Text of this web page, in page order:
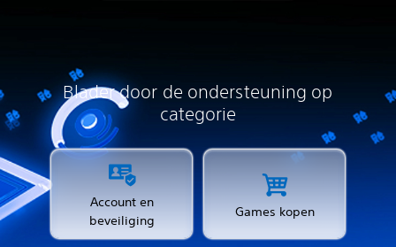
Blader door de ondersteuning op
categorie
Account en
beveiliging
Games kopen